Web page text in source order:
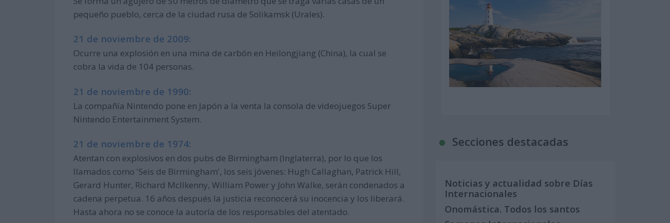
pequeño pueblo, cerca de la ciudad rusa de Solikamsk (Urales).
21 de noviembre de 2009:
Ocurre una explosión en una mina de carbón en Heilongjiang (China), la cual se
cobra la vida de 104 personas.
21 de noviembre de 1990:
La compañía Nintendo pone en Japón a la venta la consola de videojuegos Super
Nintendo Entertainment System.
21 de noviembre de 1974:
Atentan con explosivos en dos pubs de Birmingham (Inglaterra), por lo que los
llamados como 'Seis de Birmingham', los seis jóvenes: Hugh Callaghan, Patrick Hill,
Gerard Hunter, Richard McIlkenny, William Power y John Walke, serán condenados a
cadena perpetua. 16 años después la justicia reconocerá su inocencia y los liberará.
Hasta ahora no se conoce la autoría de los responsables del atentado.
Secciones destacadas
Noticias y actualidad sobre Días
Internacionales
Onomástica. Todos los santos